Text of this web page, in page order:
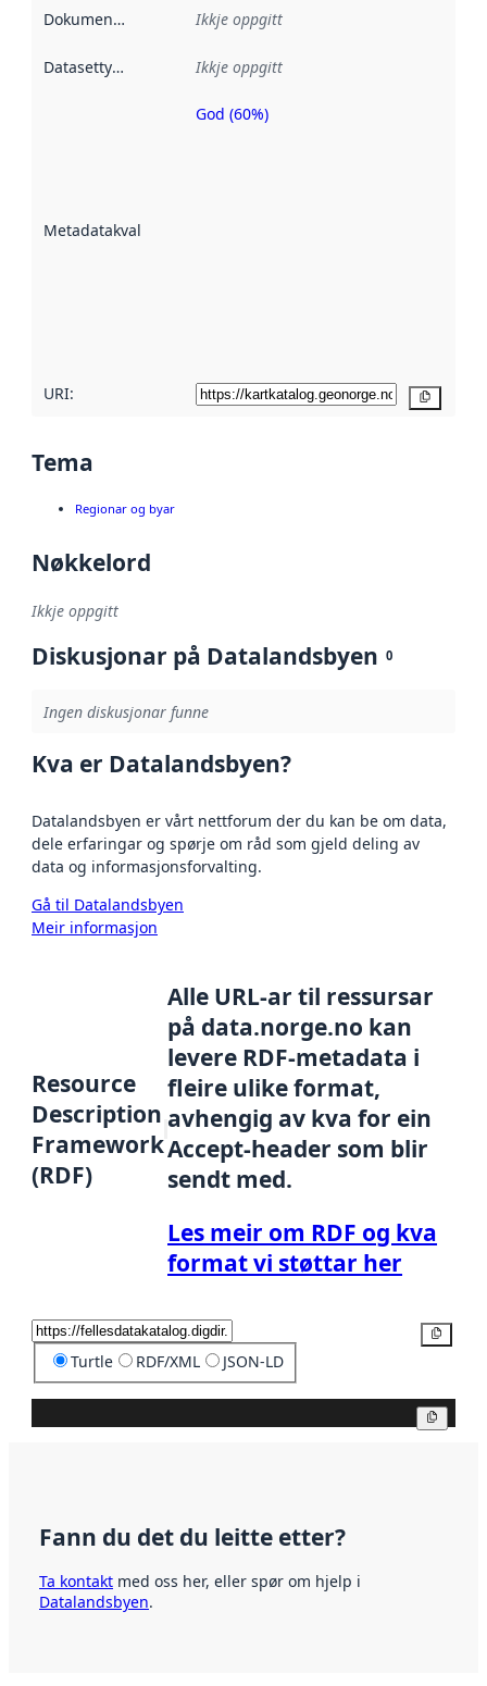
Dokumentasjon Ikkje oppgitt
Datasettype Ikkje oppgitt
Metadatakvalitet
Metadatakvalitet
God (60%)
URI:
Tema
Regionar og byar
Nøkkelord
Ikkje oppgitt
Diskusjonar på Datalandsbyen 0
Ingen diskusjonar funne
Kva er Datalandsbyen?
Datalandsbyen er vårt nettforum der du kan be om data,
dele erfaringar og spørje om råd som gjeld deling av
data og informasjonsforvalting.
Gå til Datalandsbyen
Meir informasjon
Resource
Description
Framework
(RDF)
Alle URL-ar til ressursar
på data.norge.no kan
levere RDF-metadata i
fleire ulike format,
avhengig av kva for ein
Accept-header som blir
sendt med.
Les meir om RDF og kva
format vi støttar her
Turtle RDF/XML JSON-LD
Fann du det du leitte etter?
Ta kontakt med oss her, eller spør om hjelp i
Datalandsbyen.